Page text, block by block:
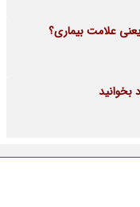
علامت بیماری؟